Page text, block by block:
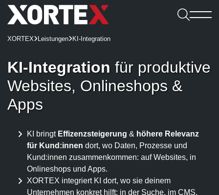

Consulting & Konzeption
UX/UI-Design
Website Relaunch
Generative Engine Optimization (GEO)
Model Context Protocol (MCP)
Entwicklung & Systemanbindung
Skalierbare Datenbankarchitektur
Content-Management & Redaktion
Software
Software
CMS
REDX
Onlineshop-Systeme
Magento
Intelligente Suche
REDX Bewerbermanagement
App-Entwicklung
Webshops
REDX Websites & Onlineshops
TYPO3-Projekte
Region Rohrbach
Karriere
Benefits
Bewerbung
Dein Start bei uns
Studieren & Arbeiten bei XORTEX
Karriere-FAQs
Webagentur
Webagentur
Team
Interessantes
Green Hosting
Awards

Kontakt aufnehmen
Blog
Wissen
Jobs
XORTEX Leistungen KI-Integration
KI-Integration für produktive
Websites, Onlineshops &
Apps
KI bringt Effizenzsteigerung & höhere Relevanz
für Kund:innen dort, wo Daten, Prozesse und
Kund:innen zusammen­kommen: auf Websites, in
Onlineshops und Apps.
XORTEX integriert KI dort, wo sie deinem
Unternehmen konkret hilft: in der Suche, im CMS,